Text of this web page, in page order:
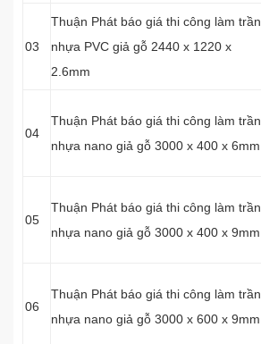
03
Thuận Phát báo giá thi công làm trần
nhựa PVC giả gỗ 2440 x 1220 x
2.6mm
04
Thuận Phát báo giá thi công làm trần
nhựa nano giả gỗ 3000 x 400 x 6mm
05
Thuận Phát báo giá thi công làm trần
nhựa nano giả gỗ 3000 x 400 x 9mm
06
Thuận Phát báo giá thi công làm trần
nhựa nano giả gỗ 3000 x 600 x 9mm